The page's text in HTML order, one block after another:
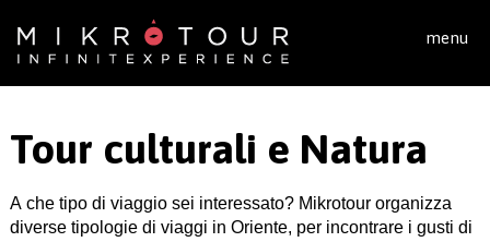
menu
Tour culturali e Natura
A che tipo di viaggio sei interessato? Mikrotour organizza
diverse tipologie di viaggi in Oriente, per incontrare i gusti di